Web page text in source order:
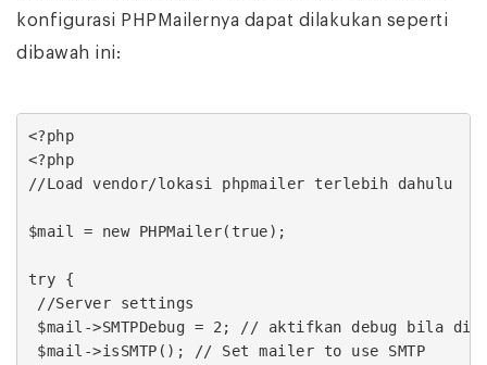
konfigurasi PHPMailernya dapat dilakukan seperti
dibawah ini:
<?php
<?php
//Load vendor/lokasi phpmailer terlebih dahulu
$mail = new PHPMailer(true);
try {
//Server settings
$mail->SMTPDebug = 2; // aktifkan debug bila
$mail->isSMTP(); // Set mailer to use SMTP